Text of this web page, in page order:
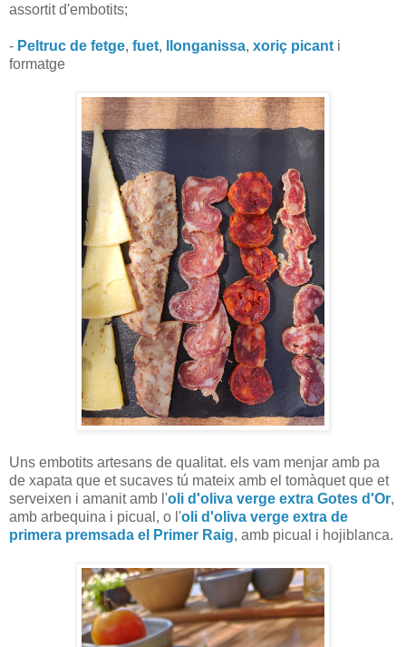
assortit d'embotits;
- Peltruc de fetge, fuet, llonganissa, xoriç picant i
formatge
Uns embotits artesans de qualitat. els vam menjar amb pa
de xapata que et sucaves tú mateix amb el tomàquet que et
serveixen i amanit amb l'oli d'oliva verge extra Gotes d'Or,
amb arbequina i picual, o l'oli d'oliva verge extra de
primera premsada el Primer Raig, amb picual i hojiblanca.